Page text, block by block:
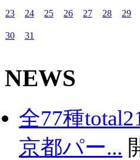
23 24 25 26 27 28 29
30 31
NEWS
全77種
京都パー...